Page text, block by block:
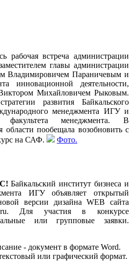
рабочая встреча администрации
главы администрации
Владимировичем Параничевым и
инновационной деятельности,
Михайловичем Рыковым.
развития Байкальского
менеджмента ИГУ и
факультета менеджмента. В
области пообещала возобновить с
на САФ.
Фото.
Байкальский институт бизнеса и
ИГУ объявляет открытый
версии дизайна WEB сайта
Для участия в конкурсе
или групповые заявки.
- документ в формате Word.
или графический формат.